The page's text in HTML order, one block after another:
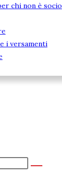
chi non è socio
i versamenti